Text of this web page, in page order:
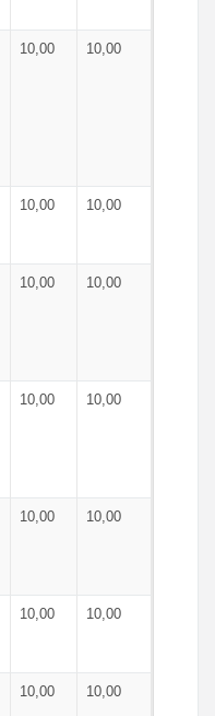
10,00 10,00
10,00 10,00
10,00 10,00
10,00 10,00
10,00 10,00
10,00 10,00
10,00 10,00